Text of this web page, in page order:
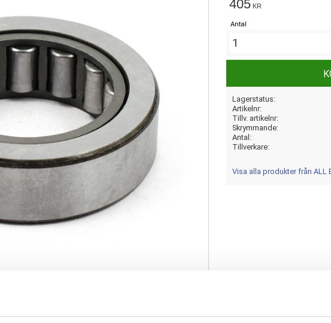
405 KR
Antal
Lagerstatus
Artikelnr
Tillv. artikelnr
Skrymmande
Antal
Tillverkare
Visa alla produkter från ALL